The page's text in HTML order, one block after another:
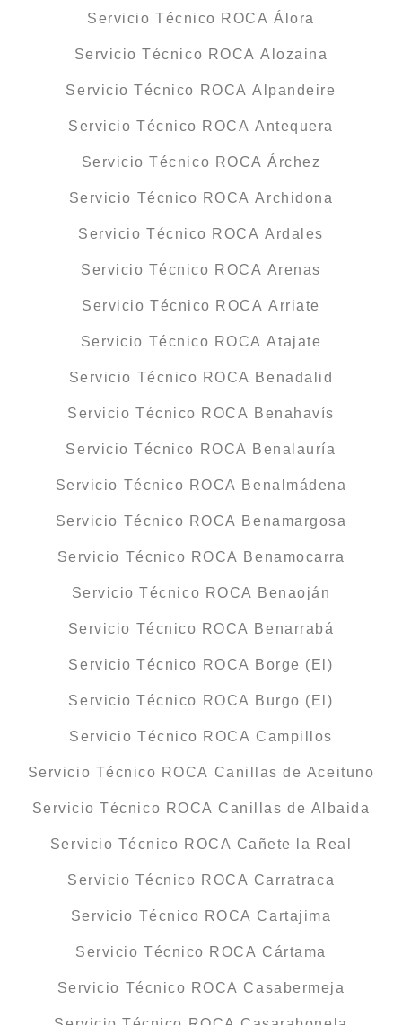
Servicio Técnico ROCA Álora
Servicio Técnico ROCA Alozaina
Servicio Técnico ROCA Alpandeire
Servicio Técnico ROCA Antequera
Servicio Técnico ROCA Árchez
Servicio Técnico ROCA Archidona
Servicio Técnico ROCA Ardales
Servicio Técnico ROCA Arenas
Servicio Técnico ROCA Arriate
Servicio Técnico ROCA Atajate
Servicio Técnico ROCA Benadalid
Servicio Técnico ROCA Benahavís
Servicio Técnico ROCA Benalauría
Servicio Técnico ROCA Benalmádena
Servicio Técnico ROCA Benamargosa
Servicio Técnico ROCA Benamocarra
Servicio Técnico ROCA Benaoján
Servicio Técnico ROCA Benarrabá
Servicio Técnico ROCA Borge (El)
Servicio Técnico ROCA Burgo (El)
Servicio Técnico ROCA Campillos
Servicio Técnico ROCA Canillas de Aceituno
Servicio Técnico ROCA Canillas de Albaida
Servicio Técnico ROCA Cañete la Real
Servicio Técnico ROCA Carratraca
Servicio Técnico ROCA Cartajima
Servicio Técnico ROCA Cártama
Servicio Técnico ROCA Casabermeja